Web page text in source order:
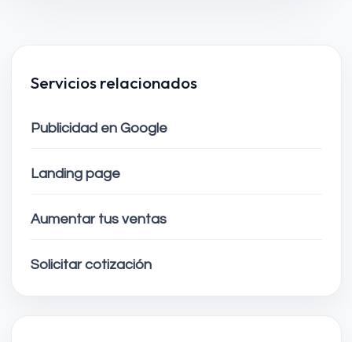
Servicios relacionados
Publicidad en Google
Landing page
Aumentar tus ventas
Solicitar cotización